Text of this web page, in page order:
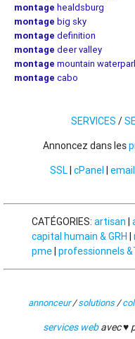
montage healdsburg
montage big sky
montage definition
montage deer valley
montage mountain
montage cabo
SERVICES /
Annoncez dans les
SSL| cPanel | email
CATÉGORIES: artisan |
capital humain & GRH |
pme| professionnels
annonceur/solutions/
services webavec ♥